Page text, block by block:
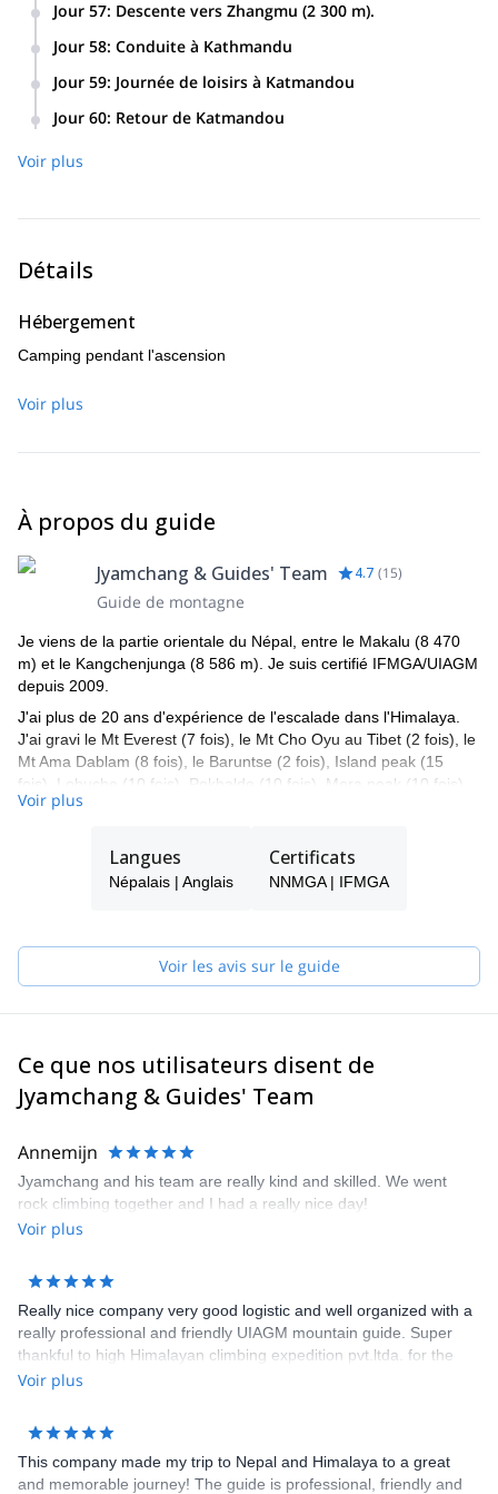
Jour 57: Descente vers Zhangmu (2 300 m).
Jour 58: Conduite à Kathmandu
Jour 59: Journée de loisirs à Katmandou
Jour 60: Retour de Katmandou
Voir plus
Détails
Hébergement
Camping pendant l'ascension
Voir plus
À propos du guide
Jyamchang & Guides' Team 4.7 (15)
Guide de montagne
Je viens de la partie orientale du Népal, entre le Makalu (8 470
m) et le Kangchenjunga (8 586 m). Je suis certifié IFMGA/UIAGM
depuis 2009.
J'ai plus de 20 ans d'expérience de l'escalade dans l'Himalaya.
J'ai gravi le Mt Everest (7 fois), le Mt Cho Oyu au Tibet (2 fois), le
Mt Ama Dablam (8 fois), le Baruntse (2 fois), Island peak (15
fois), Lobuche (10 fois), Pokhalde (10 fois), Mera peak (10 fois),
Mehera peak (5 fois), Chulu far east (3 fois), Mt Shishapangma
ri et d'autres encore quelques fois.
J'ai également une grande expérience de l'escalade en Europe :
Je suis également coordinateur technique du sauvetage en
montagne pour les 8000.
contacter pour discuter du but de votre programme.
Voir plus
Langues
Népalais | Anglais
Certificats
NNMGA | IFMGA
Voir les avis sur le guide
Ce que nos utilisateurs disent de
Jyamchang & Guides' Team
Annemijn
Jyamchang and his team are really kind and skilled. We went
rock climbing together and I had a really nice day!
Voir plus
Really nice company very good logistic and well organized with a
really professional and friendly UIAGM mountain guide. Super
thankful to high Himalayan climbing expedition pvt.ltda. for the
first successfully alpine climb expedition to Ama Dablam in this
Voir plus
This company made my trip to Nepal and Himalaya to a great
and memorable journey! The guide is professional, friendly and